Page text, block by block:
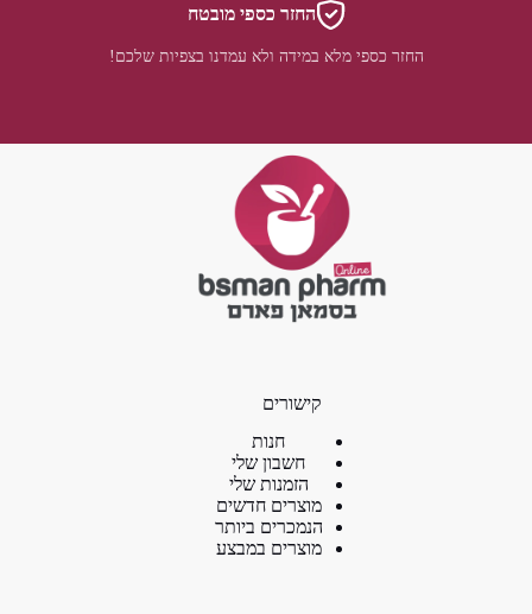
החזר כספי מובטח
החזר כספי מלא במידה ולא עמדנו בצפיות שלכם!
קישורים
חנות
חשבון שלי
הזמנות שלי
מוצרים חדשים
הנמכרים ביותר
מוצרים במבצע